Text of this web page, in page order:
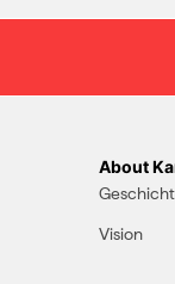
About
Vision